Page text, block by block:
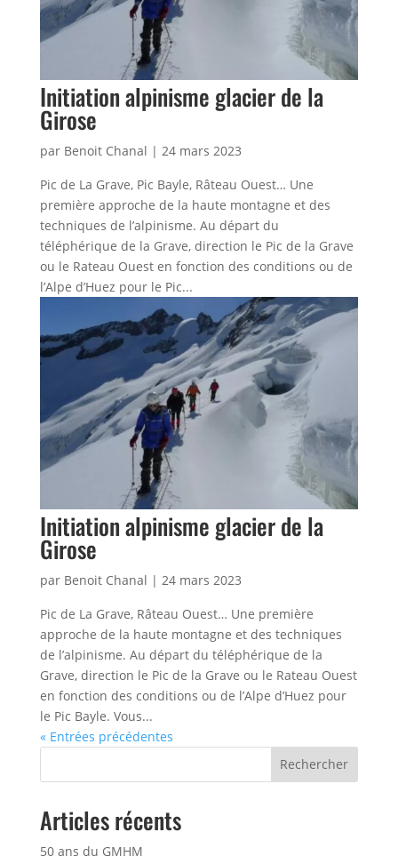
Initiation alpinisme glacier de la
Girose
par Benoit Chanal | 24 mars 2023
Pic de La Grave, Pic Bayle, Râteau Ouest… Une
première approche de la haute montagne et des
techniques de l’alpinisme. Au départ du
téléphérique de la Grave, direction le Pic de la Grave
ou le Rateau Ouest en fonction des conditions ou de
l’Alpe d’Huez pour le Pic...
Initiation alpinisme glacier de la
Girose
par Benoit Chanal | 24 mars 2023
Pic de La Grave, Râteau Ouest… Une première
approche de la haute montagne et des techniques
de l’alpinisme. Au départ du téléphérique de la
Grave, direction le Pic de la Grave ou le Rateau Ouest
en fonction des conditions ou de l’Alpe d’Huez pour
le Pic Bayle. Vous...
« Entrées précédentes
Rechercher
Articles récents
50 ans du GMHM